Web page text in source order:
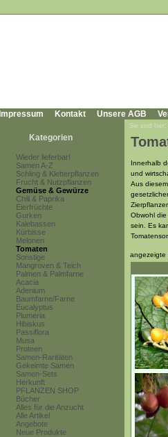
Impressum Kontakt Unsere AGB
Kategorien
Wieder lieferbar!
Samen A-Z
Schling & Kletterpflanzen
Frucht & Nutzpflanzen
Gemüse & Gewürze
Chili & Paprika
Eierfrüchte
Gurken
Kalebassen
Kürbisse
Melonen
Tomaten
Sonstige
Mangroven & Teich
Palmen & Palmfarne
Acacia
Adenium
Baumfarne/Farne
Eucalyptus
Plumeria
Hibiskus
Passiflora
Musa
Proteen
Samen-Raritäten
Gekeimte Samen
Samen-Sets
Herkunft
PFLANZEN SHOP
Bücher
Alles für die Anzucht
Alle Artikel
Angebote
Neue Produkte
Sie sind hier:
Innerhalb
und
Aus
Obwohl
sein. Es
angezeigte